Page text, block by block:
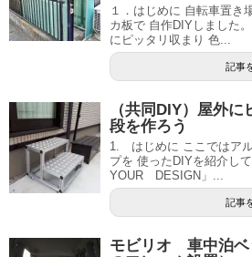
１．はじめに 自転車置き
カ板で 自作DIYしました
にピッタリ収まり 色...
記事
（共同DIY）屋外
段を作ろう
1. はじめに ここではア
プを 使ったDIYを紹介し
YOUR DESIGN」...
記事
モビリオ 車中泊ベ